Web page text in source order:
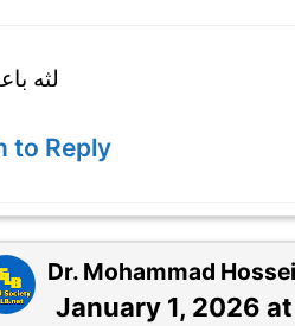
لثه
to Reply
Dr. Mohammad
January 1, 2026